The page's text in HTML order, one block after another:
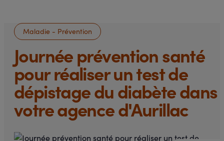
Maladie - Prévention
Journée prévention santé
pour réaliser un test de
dépistage du diabète dans
votre agence d'Aurillac